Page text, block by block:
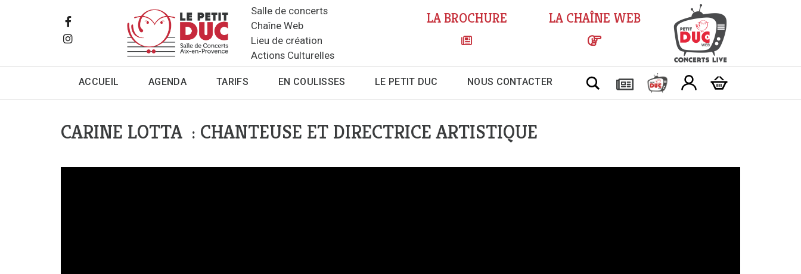
Salle de concerts
Chaîne Web
Lieu de création
Actions Culturelles
LA BROCHURE LA CHAÎNE WEB
ACCUEIL AGENDA TARIFS EN COULISSES LE PETIT DUC NOUS CONTACTER Chercher
CARINE LOTTA : CHANTEUSE ET DIRECTRICE ARTISTIQUE